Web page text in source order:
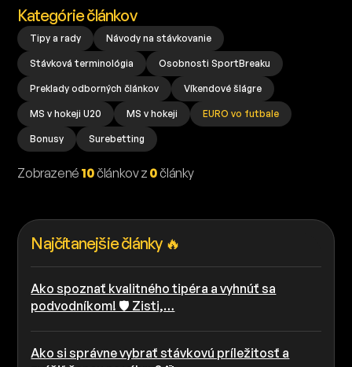
Kategórie článkov
Tipy a rady Návody na stávkovanie
Stávková terminológia Osobnosti SportBreaku
Preklady odborných článkov Víkendové šlágre
MS v hokeji U20 MS v hokeji EURO vo futbale
Bonusy Surebetting
Zobrazené 10článkov z 0články
Najčítanejšie články 🔥
Ako spoznať kvalitného tipéra a vyhnúť sa
podvodníkom! 🛡️ Zisti,…
Ako si správne vybrať stávkovú príležitosť a